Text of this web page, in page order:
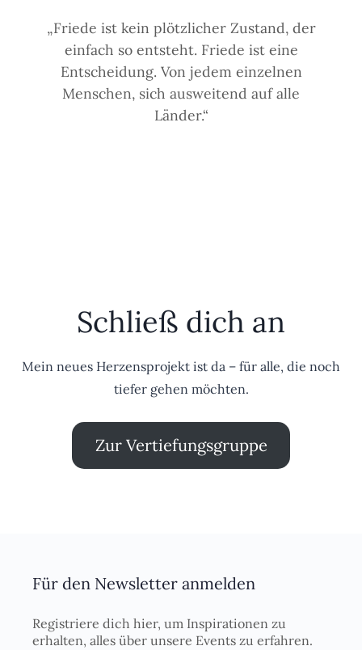
„Friede ist kein plötzlicher Zustand, der
einfach so entsteht. Friede ist eine
Entscheidung. Von jedem einzelnen
Menschen, sich ausweitend auf alle
Länder.“
Schließ dich an
Mein neues Herzensprojekt ist da – für alle, die noch
tiefer gehen möchten.
Zur Vertiefungsgruppe
Für den Newsletter anmelden
Registriere dich hier, um Inspirationen zu
erhalten, alles über unsere Events zu erfahren.